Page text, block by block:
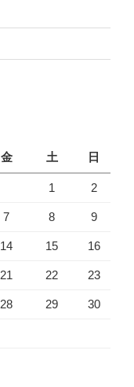
金 土 日
1 2
7 8 9
14 15 16
21 22 23
28 29 30